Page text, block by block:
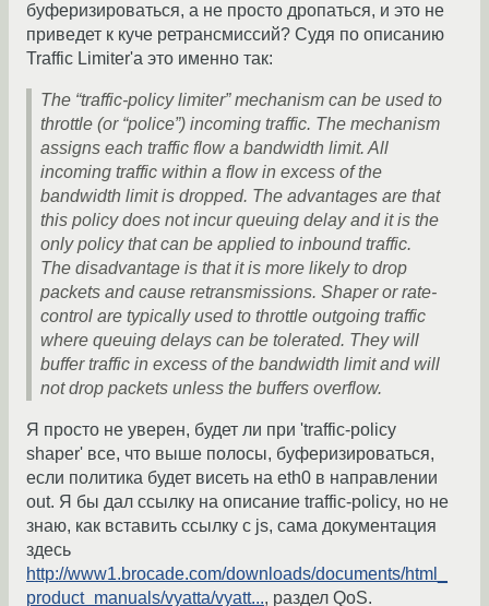
буферизироваться, а не просто дропаться, и это не
приведет к куче ретрансмиссий? Судя по описанию
Traffic Limiter'а это именно так:
The “traffic-policy limiter” mechanism can be used to
throttle (or “police”) incoming traffic. The mechanism
assigns each traffic flow a bandwidth limit. All
incoming traffic within a flow in excess of the
bandwidth limit is dropped. The advantages are that
this policy does not incur queuing delay and it is the
only policy that can be applied to inbound traffic.
The disadvantage is that it is more likely to drop
packets and cause retransmissions. Shaper or rate-
control are typically used to throttle outgoing traffic
where queuing delays can be tolerated. They will
buffer traffic in excess of the bandwidth limit and will
not drop packets unless the buffers overflow.
Я просто не уверен, будет ли при 'traffic-policy
shaper' все, что выше полосы, буферизироваться,
если политика будет висеть на eth0 в направлении
out. Я бы дал ссылку на описание traffic-policy, но не
знаю, как вставить ссылку с js, сама документация
здесь
http://www1.brocade.com/downloads/documents/html_
product_manuals/vyatta/vyatt..., раздел QoS.